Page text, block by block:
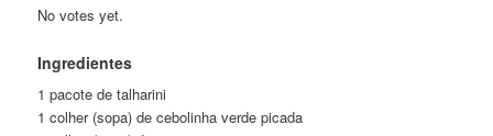
No votes yet.
Ingredientes
1 pacote de talharini
1 colher (sopa) de cebolinha verde picada